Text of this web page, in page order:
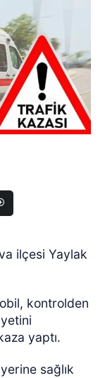
ilçesi Yaylak
kontrolden
yaptı.
sağlık